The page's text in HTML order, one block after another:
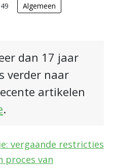
Algemeen
dan 17 jaar
verder naar
artikelen
.
vergaande restricties
proces van